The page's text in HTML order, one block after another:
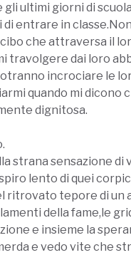
ultimi giorni di
entrare in
che attraversa il
travolgere dai loro
incrociare le
quando mi dicono
dignitosa.
strana sensazione
lento di quei
ritrovato tepore di un
della fame,le
e insieme la
e vedo vite che